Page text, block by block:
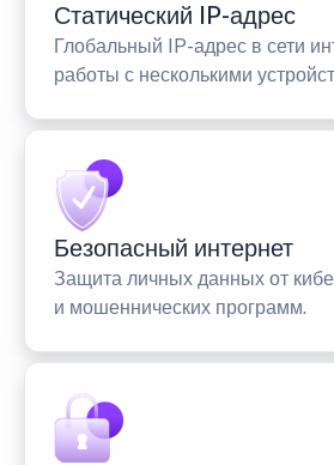
Статический IP-адрес
Глобальный IP-адрес в сети
работы с несколькими
Безопасный интернет
Защита личных данных от
и мошеннических программ.